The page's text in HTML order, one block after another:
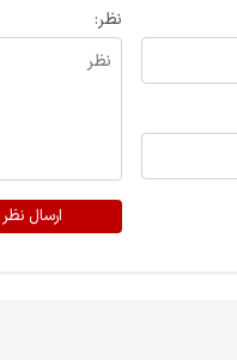
نظر:
ارسال نظر